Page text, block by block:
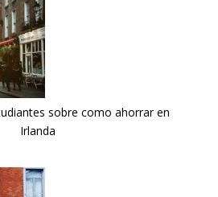
sobre como ahorrar en
Irlanda